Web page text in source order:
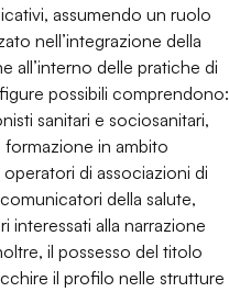
assumendo un ruolo
nell’integrazione della
all’interno delle pratiche di
possibili comprendono:
sanitari e sociosanitari,
formazione in ambito
operatori di associazioni di
della salute,
interessati alla narrazione
il possesso del titolo
il profilo nelle strutture